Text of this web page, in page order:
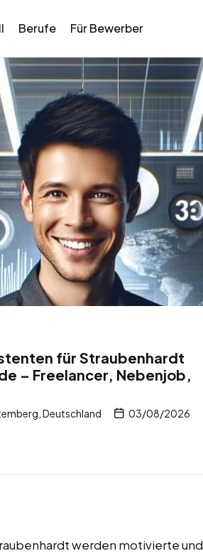
Berufe Für Bewerber
für Straubenhardt
– Freelancer, Nebenjob,
Deutschland 03/08/2026
werden motivierte und